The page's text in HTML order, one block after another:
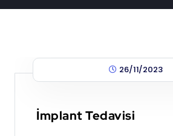
26/11/2023
İmplant Tedavisi